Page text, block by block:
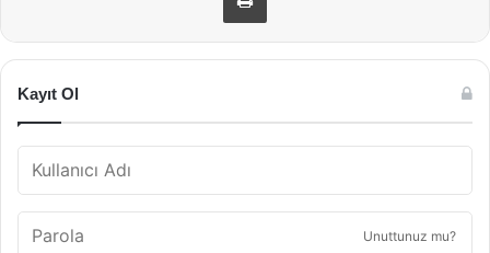
Kayıt Ol
Unuttunuz mu?